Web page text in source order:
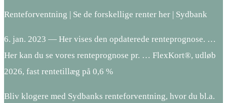
Renteforventning | Se de forskellige renter her | Sydbank
6. jan. 2023 — Her vises den opdaterede renteprognose. …
Her kan du se vores renteprognose pr. … FlexKort®, udløb
2026, fast rentetillæg på 0,6 %
Bliv klogere med Sydbanks renteforventning, hvor du bl.a.